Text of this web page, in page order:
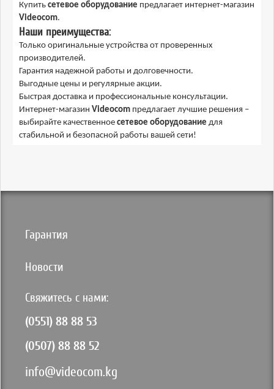
Купить сетевое оборудование предлагает интернет-магазин
Videocom.
Наши преимущества:
Только оригинальные устройства от проверенных
производителей.
Гарантия надежной работы и долговечности.
Выгодные цены и регулярные акции.
Быстрая доставка и профессиональные консультации.
Интернет-магазин Videocom предлагает лучшие решения –
выбирайте качественное сетевое оборудование для
стабильной и безопасной работы вашей сети!
Гарантия
Новости
Свяжитесь с нами:
(0551) 88 88 53
(0507) 88 88 52
info@videocom.kg